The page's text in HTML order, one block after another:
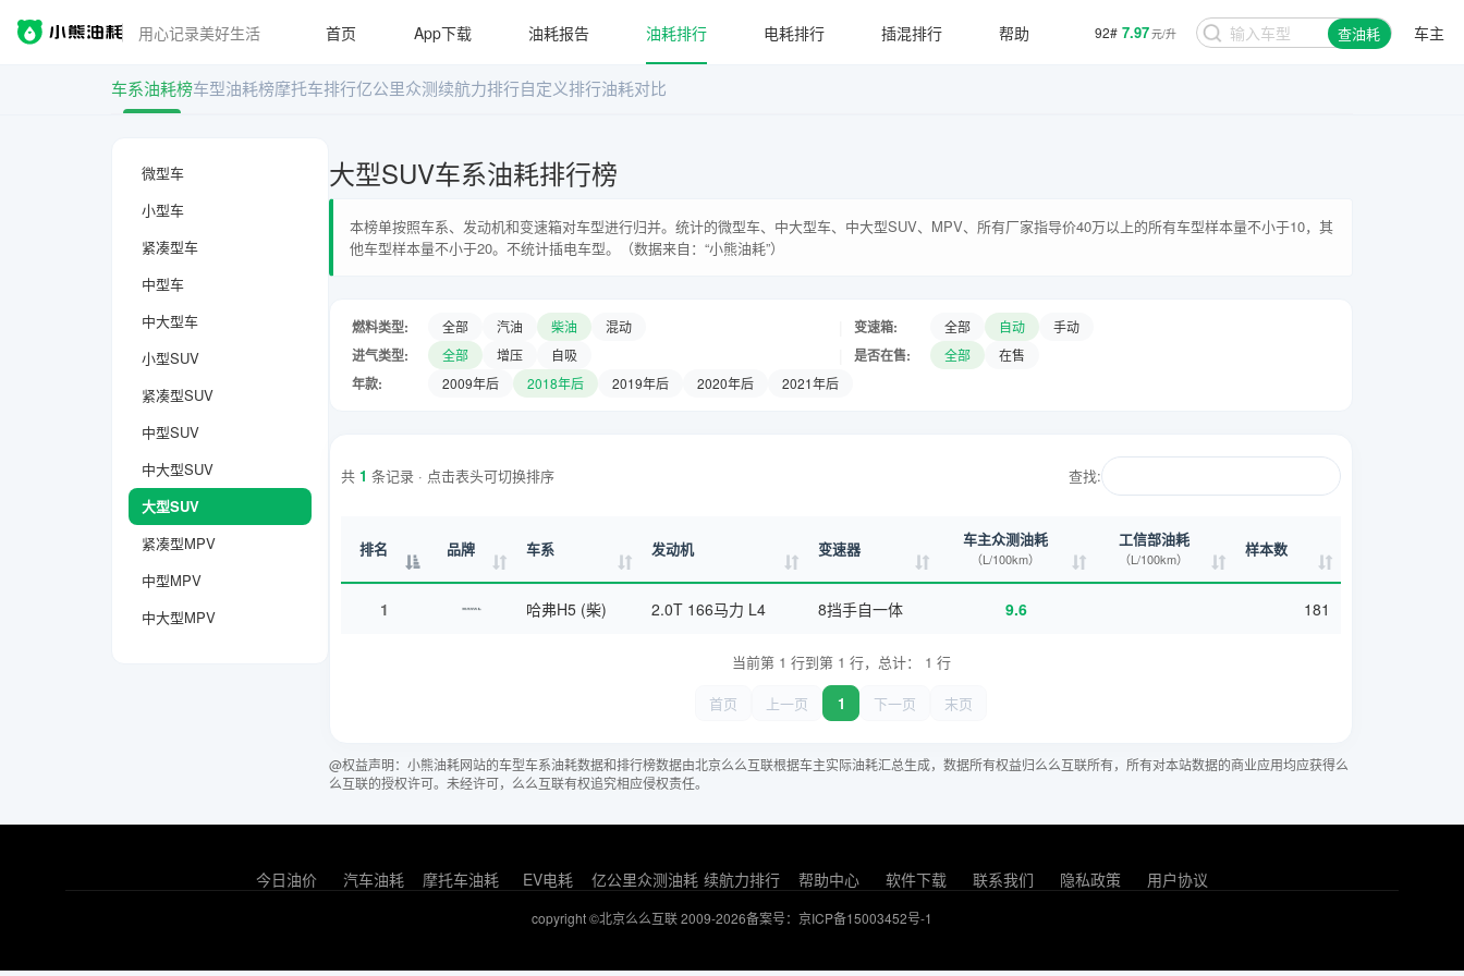
用心记录美好生活 92# 7.97元/升 查油耗 车主
首页 App下载 油耗报告 油耗排行 电耗排行 插混排行 帮助
车系油耗榜车型油耗榜摩托车排行亿公里众测续航力排行自定义排行油耗对比
微型车
小型车
紧凑型车
中型车
中大型车
小型SUV
紧凑型SUV
中型SUV
中大型SUV
大型SUV
紧凑型MPV
中型MPV
中大型MPV
大型SUV车系油耗排行榜
本榜单按照车系、发动机和变速箱对车型进行归并。统计的微型车、中大型车、中大型SUV、MPV、所有厂家指导价40万以上的所有车型样本量不小于10，其
他车型样本量不小于20。不统计插电车型。（数据来自：“小熊油耗”）
燃料类型: 全部 汽油 柴油 混动 变速箱: 全部 自动 手动
进气类型: 全部 增压 自吸 是否在售: 全部 在售
年款: 2009年后 2018年后 2019年后 2020年后 2021年后
共 1 条记录 · 点击表头可切换排序 查找:
排名 品牌 车系 发动机 变速器 车主众测油耗
（L/100km）
工信部油耗
（L/100km） 样本数
1 哈弗H5 (柴) 2.0T 166马力 L4 8挡手自一体 9.6 181
当前第 1 行到第 1 行，总计： 1 行
首页
上一页 1 下一页 末页
@权益声明：小熊油耗网站的车型车系油耗数据和排行榜数据由北京么么互联根据车主实际油耗汇总生成，数据所有权益归么么互联所有，所有对本站数据的商业应用均应获得么
么互联的授权许可。未经许可，么么互联有权追究相应侵权责任。
今日油价 汽车油耗 摩托车油耗 EV电耗 亿公里众测油耗 续航力排行 帮助中心 软件下载 联系我们 隐私政策 用户协议
copyright ©北京么么互联 2009-2026备案号：京ICP备15003452号-1